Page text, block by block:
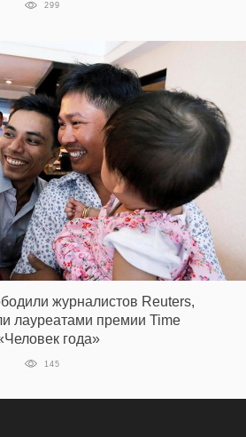
299
журналистов Reuters,
лауреатами премии Time
года»
145